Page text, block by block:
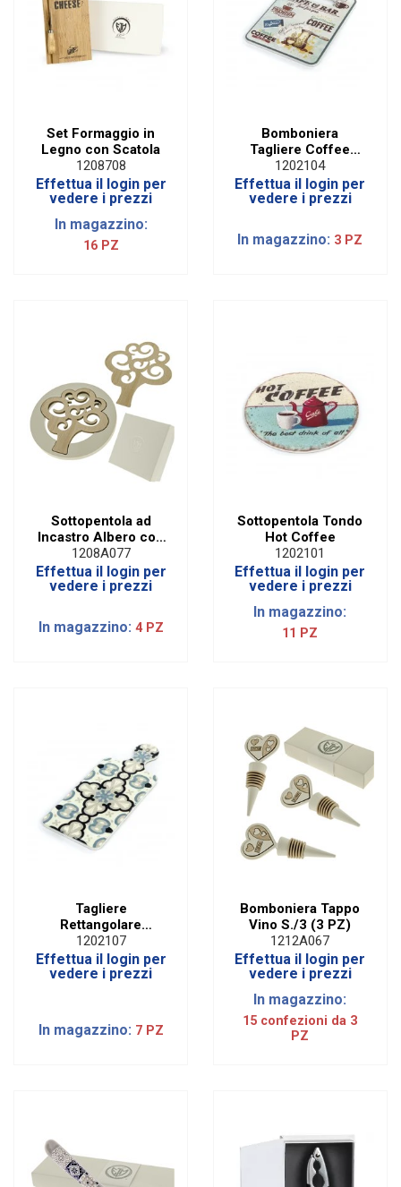
Set Formaggio in
Legno con Scatola
1208708
Effettua il login per
vedere i prezzi
In magazzino:
16 PZ
Bomboniera
Tagliere Coffee
Grande
1202104
Effettua il login per
vedere i prezzi
In magazzino: 3 PZ
Sottopentola ad
Incastro Albero con
Box
1208A077
Effettua il login per
vedere i prezzi
In magazzino: 4 PZ
Sottopentola Tondo
Hot Coffee
1202101
Effettua il login per
vedere i prezzi
In magazzino:
11 PZ
Tagliere
Rettangolare
Taormina
1202107
Effettua il login per
vedere i prezzi
In magazzino: 7 PZ
Bomboniera Tappo
Vino S./3 (3 PZ)
1212A067
Effettua il login per
vedere i prezzi
In magazzino:
15 confezioni da 3
PZ